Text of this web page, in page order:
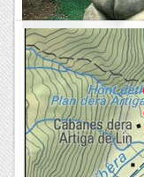
El repte dels 100 cims
BOSC ERÓTIC i
Petjacims